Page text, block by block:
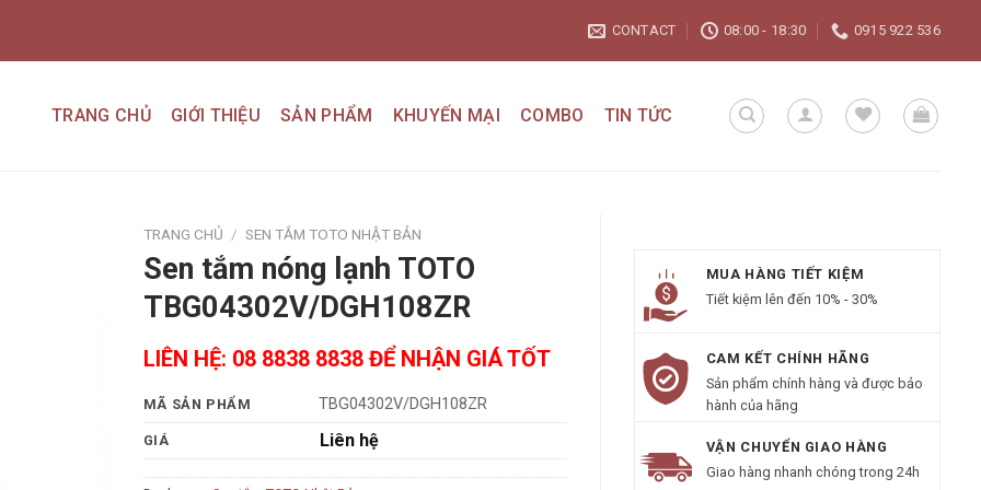
CONTACT 08:00 - 18:30 0915 922 536
TRANG CHỦ GIỚI THIỆU SẢN PHẨM KHUYẾN MẠI COMBO TIN TỨC
TRANG CHỦ / SEN TẮM TOTO NHẬT BẢN
Sen tắm nóng lạnh TOTO
TBG04302V/DGH108ZR
LIÊN HỆ: 08 8838 8838 ĐỂ NHẬN GIÁ TỐT
MÃ SẢN PHẨM TBG04302V/DGH108ZR
GIÁ Liên hệ
MUA HÀNG TIẾT KIỆM
Tiết kiệm lên đến 10% - 30%
CAM KẾT CHÍNH HÃNG
Sản phẩm chính hàng và được bảo
hành của hãng
VẬN CHUYỂN GIAO HÀNG
Giao hàng nhanh chóng trong 24h